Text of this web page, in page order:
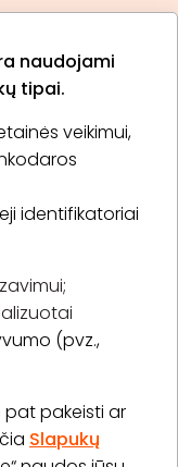
naudojami
tipai.
veikimui,
identifikatoriai
(pvz.,
pakeisti ar
Slapukų